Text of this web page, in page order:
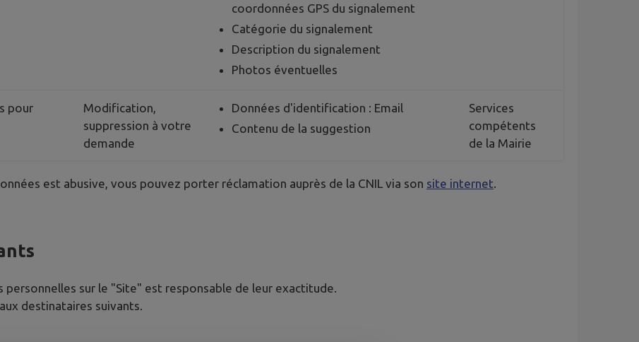
coordonnées GPS du signalement
Catégorie du signalement
Description du signalement
Photos éventuelles
pour
Modification,
suppression à votre
demande
Données d'identification : Email
Contenu de la suggestion
Services
compétents
de la Mairie
est abusive, vous pouvez porter réclamation auprès de la CNIL via son site internet.
sur le "Site" est responsable de leur exactitude.
destinataires suivants.